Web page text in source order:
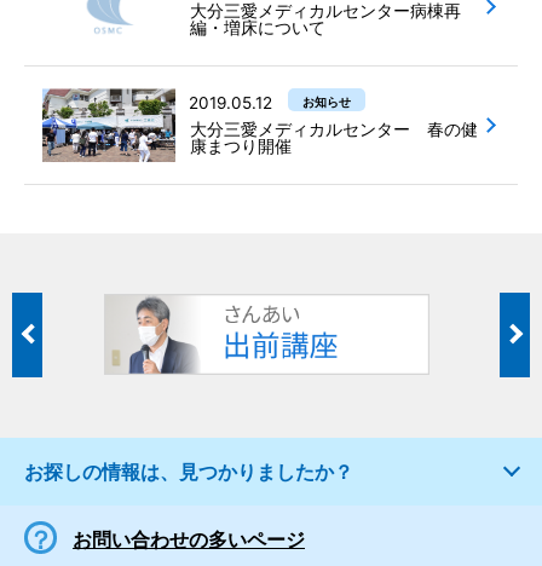
大分三愛メディカルセンター病棟再
編・増床について
2019.05.12 お知らせ
大分三愛メディカルセンター 春の健
康まつり開催
お探しの情報は、見つかりましたか？
お問い合わせの多いページ